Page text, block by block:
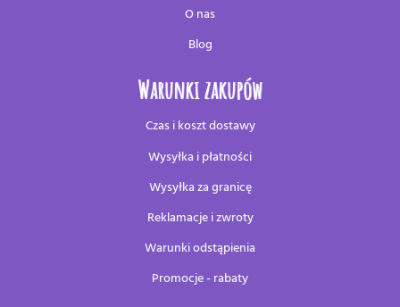
O nas
Blog
Warunki zakupów
Czas i koszt dostawy
Wysyłka i płatności
Wysyłka za granicę
Reklamacje i zwroty
Warunki odstąpienia
Promocje - rabaty